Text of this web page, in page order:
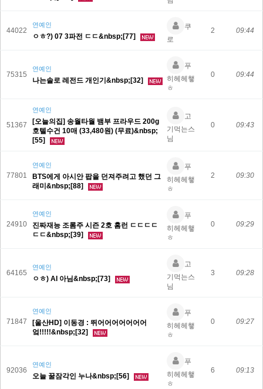
44022
연예인
ㅇㅎ?) 07 3파전 ㄷㄷ&nbsp;[77]
쿠
로
2 09:44
75315
연예인
나는솔로 레전드 개인기&nbsp;[32]
푸
히헤헤햏
ㅎ
0 09:44
51367
연예인
[오늘의집] 송월타월 뱀부 프라우드 200g
호텔수건 10매 (33,480원) (무료)&nbsp;
[55]
고
기먹는스
님
0 09:43
77801
연예인
BTS에게 아시안 팝을 던져주려고 했던 그
래미&nbsp;[88]
푸
히헤헤햏
ㅎ
2 09:30
24910
연예인
진짜재능 조롬주 시즌 2호 홈런 ㄷㄷㄷㄷ
ㄷㄷ&nbsp;[39]
푸
히헤헤햏
ㅎ
0 09:29
64165
연예인
ㅇㅎ) AI 아님&nbsp;[73]
고
기먹는스
님
3 09:28
71847
연예인
[울산HD] 이동경 : 뛰어어어어어어어
엌!!!!!&nbsp;[32]
푸
히헤헤햏
ㅎ
0 09:27
92036
연예인
오늘 꿀잠각인 누나&nbsp;[56]
푸
히헤헤햏
ㅎ
6 09:13